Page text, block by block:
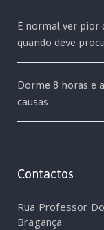
É normal ver pior
quando deve
Dorme 8 horas e
causas
Contactos
Rua Professor
Bragança